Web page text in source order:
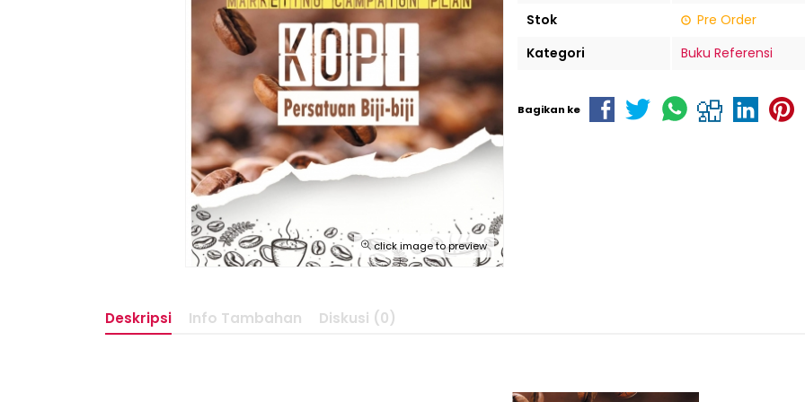
click image to preview
Stok
Pre Order
Kategori
Buku Referensi
Bagikan ke
Deskripsi Info Tambahan Diskusi (0)